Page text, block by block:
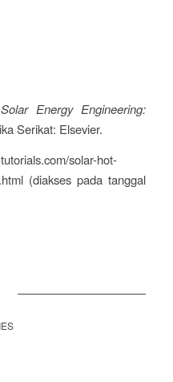
Solar Energy Engineering:
Serikat: Elsevier.
solar-hot-
(diakses pada tanggal